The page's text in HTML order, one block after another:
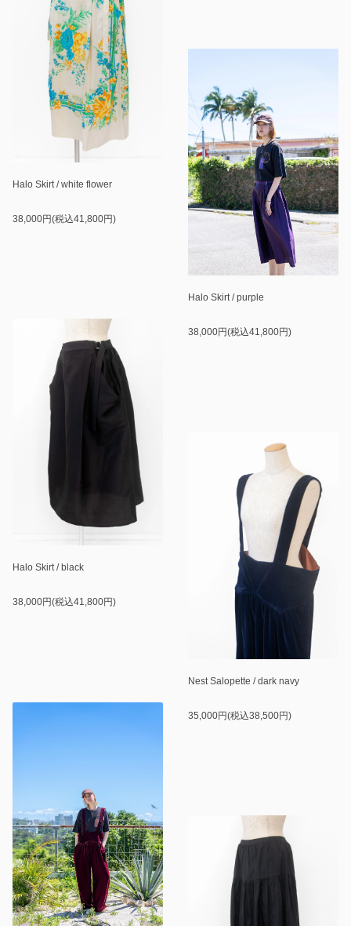
Halo Skirt / white flower
38,000円(税込41,800円)
Halo Skirt / purple
38,000円(税込41,800円)
Halo Skirt / black
38,000円(税込41,800円)
Nest Salopette / dark navy
35,000円(税込38,500円)